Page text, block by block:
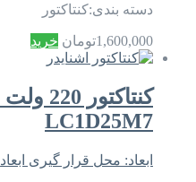
دسته بندی:کنتاکتور
1,600,000تومان خرید
LC1D25M7
ابعاد: محل قرار گیری ابعاد